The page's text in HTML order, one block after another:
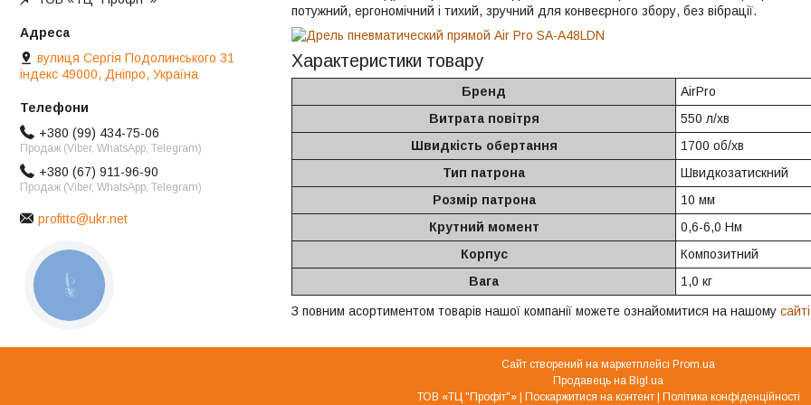
потужний, ергономічний і тихий, зручний для конвеєрного збору, без вібрації.
Характеристики товару
Бренд
AirPro
Витрата повітря
550 л/хв
Швидкість обертання
1700 об/хв
Тип патрона
Швидкозатискний
Розмір патрона
10 мм
Крутний момент
0,6-6,0 Нм
Корпус
Композитний
Вага
1,0 кг
З повним асортиментом товарів нашої компанії можете ознайомитися на нашому сайті
вулиця Сергія Подолинського 31
індекс 49000, Дніпро, Україна
+380 (99) 434-75-06
Продаж (Viber, WhatsApp, Telegram)
+380 (67) 911-96-90
Продаж (Viber, WhatsApp, Telegram)
profittc@ukr.net
Сайт створений на маркетплейсі Prom.ua
Продавець на Bigl.ua
ТОВ «ТЦ "Профіт"» | Поскаржитися на контент | Політика конфіденційності
КНОПКА
ЗВ'ЯЗКУ